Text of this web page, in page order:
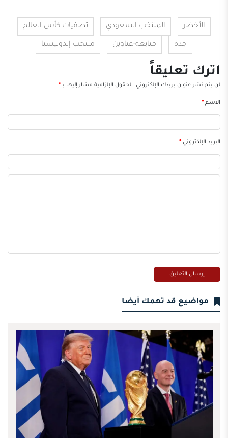
الأخضر المنتخب السعودي تصفيات كأس العالم
جدة متابعة-عناوين منتخب إندونيسيا
اترك تعليقاً
لن يتم نشر عنوان بريدك الإلكتروني. الحقول الإلزامية مشار إليها بـ*
الاسم*
البريد الإلكتروني*
مواضيع قد تهمك أيضا